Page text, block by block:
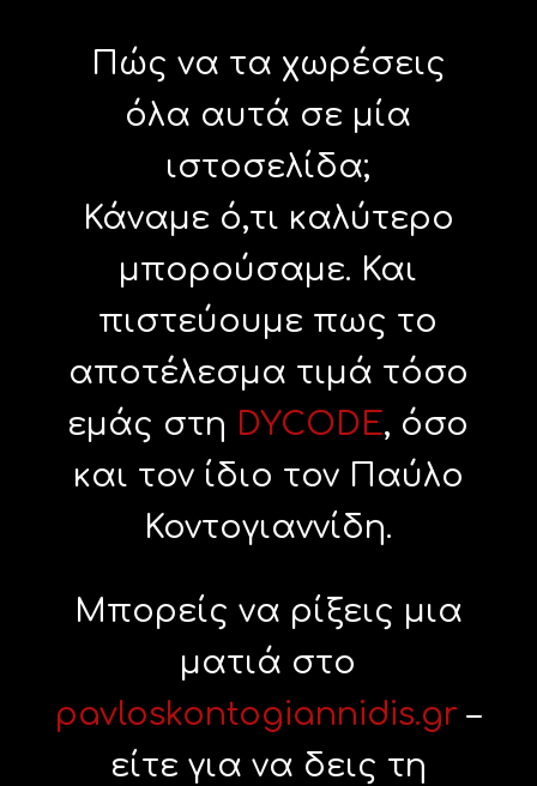
Πώς να τα χωρέσεις
όλα αυτά σε μία
ιστοσελίδα;
Κάναμε ό,τι καλύτερο
μπορούσαμε. Και
πιστεύουμε πως το
αποτέλεσμα τιμά τόσο
εμάς στη DYCODE, όσο
και τον ίδιο τον Παύλο
Κοντογιαννίδη.
Μπορείς να ρίξεις μια
ματιά στο
pavloskontogiannidis.gr –
είτε για να δεις τη